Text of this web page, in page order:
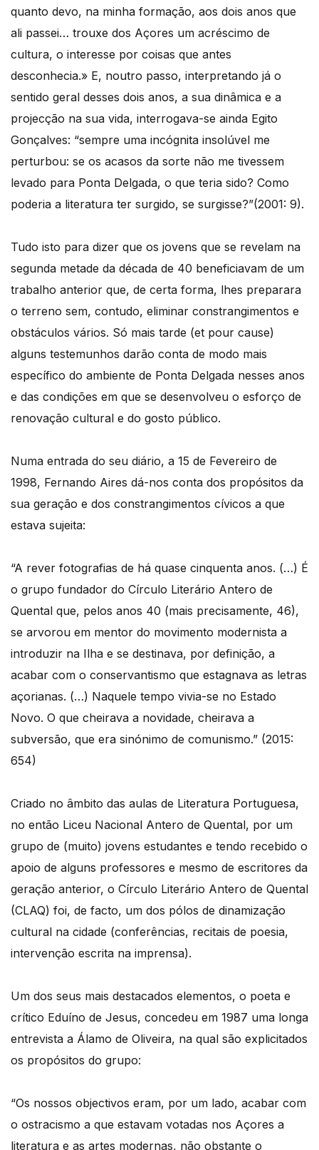
quanto devo, na minha formação, aos dois anos que
ali passei… trouxe dos Açores um acréscimo de
cultura, o interesse por coisas que antes
desconhecia.» E, noutro passo, interpretando já o
sentido geral desses dois anos, a sua dinâmica e a
projecção na sua vida, interrogava-se ainda Egito
Gonçalves: “sempre uma incógnita insolúvel me
perturbou: se os acasos da sorte não me tivessem
levado para Ponta Delgada, o que teria sido? Como
poderia a literatura ter surgido, se surgisse?”(2001: 9).
Tudo isto para dizer que os jovens que se revelam na
segunda metade da década de 40 beneficiavam de um
trabalho anterior que, de certa forma, lhes preparara
o terreno sem, contudo, eliminar constrangimentos e
obstáculos vários. Só mais tarde (et pour cause)
alguns testemunhos darão conta de modo mais
específico do ambiente de Ponta Delgada nesses anos
e das condições em que se desenvolveu o esforço de
renovação cultural e do gosto público.
Numa entrada do seu diário, a 15 de Fevereiro de
1998, Fernando Aires dá-nos conta dos propósitos da
sua geração e dos constrangimentos cívicos a que
estava sujeita:
“A rever fotografias de há quase cinquenta anos. (…) É
o grupo fundador do Círculo Literário Antero de
Quental que, pelos anos 40 (mais precisamente, 46),
se arvorou em mentor do movimento modernista a
introduzir na Ilha e se destinava, por definição, a
acabar com o conservantismo que estagnava as letras
açorianas. (…) Naquele tempo vivia-se no Estado
Novo. O que cheirava a novidade, cheirava a
subversão, que era sinónimo de comunismo.” (2015:
654)
Criado no âmbito das aulas de Literatura Portuguesa,
no então Liceu Nacional Antero de Quental, por um
grupo de (muito) jovens estudantes e tendo recebido o
apoio de alguns professores e mesmo de escritores da
geração anterior, o Círculo Literário Antero de Quental
(CLAQ) foi, de facto, um dos pólos de dinamização
cultural na cidade (conferências, recitais de poesia,
intervenção escrita na imprensa).
Um dos seus mais destacados elementos, o poeta e
crítico Eduíno de Jesus, concedeu em 1987 uma longa
entrevista a Álamo de Oliveira, na qual são explicitados
os propósitos do grupo:
“Os nossos objectivos eram, por um lado, acabar com
o ostracismo a que estavam votadas nos Açores a
literatura e as artes modernas, não obstante o